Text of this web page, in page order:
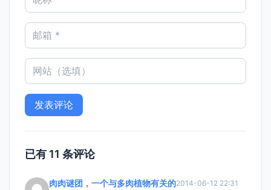
已有 11 条评论
肉肉谜团，一个与多肉植物有关的2014-06-12 22:31